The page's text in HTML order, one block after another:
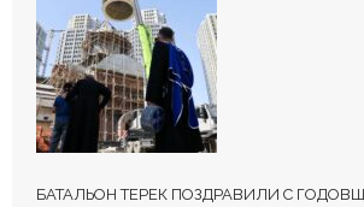
БАТАЛЬОН ТЕРЕК ПОЗДРАВИЛИ С